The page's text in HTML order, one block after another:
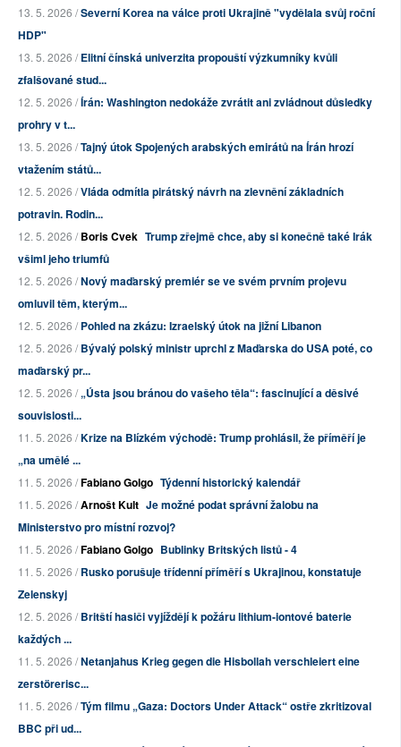
13. 5. 2026 /Severní Korea na válce proti Ukrajině "vydělala svůj roční
HDP"
13. 5. 2026 /Elitní čínská univerzita propouští výzkumníky kvůli
zfalšované stud...
12. 5. 2026 /Írán: Washington nedokáže zvrátit ani zvládnout důsledky
prohry v t...
13. 5. 2026 /Tajný útok Spojených arabských emirátů na Írán hrozí
vtažením států...
12. 5. 2026 /Vláda odmítla pirátský návrh na zlevnění základních
potravin. Rodin...
12. 5. 2026 /Boris Cvek Trump zřejmě chce, aby si konečně také Irák
všiml jeho triumfů
12. 5. 2026 /Nový maďarský premiér se ve svém prvním projevu
omluvil těm, kterým...
12. 5. 2026 /Pohled na zkázu: Izraelský útok na jižní Libanon
12. 5. 2026 /Bývalý polský ministr uprchl z Maďarska do USA poté, co
maďarský pr...
12. 5. 2026 /„Ústa jsou bránou do vašeho těla“: fascinující a děsivé
souvislosti...
11. 5. 2026 /Krize na Blízkém východě: Trump prohlásil, že příměří je
„na umělé ...
11. 5. 2026 /Fabiano Golgo Týdenní historický kalendář
11. 5. 2026 /Arnošt Kult Je možné podat správní žalobu na
Ministerstvo pro místní rozvoj?
11. 5. 2026 /Fabiano Golgo Bublinky Britských listů - 4
11. 5. 2026 /Rusko porušuje třídenní příměří s Ukrajinou, konstatuje
Zelenskyj
12. 5. 2026 /Britští hasiči vyjíždějí k požáru lithium-iontové baterie
každých ...
11. 5. 2026 /Netanjahus Krieg gegen die Hisbollah verschleiert eine
zerstörerisc...
11. 5. 2026 /Tým filmu „Gaza: Doctors Under Attack“ ostře zkritizoval
BBC při ud...